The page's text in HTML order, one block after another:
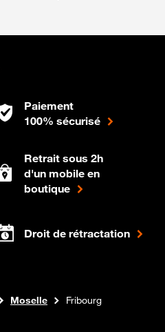
Paiement
100% sécurisé
Retrait sous 2h
d'un mobile en
boutique
Droit de rétractation
Moselle Fribourg